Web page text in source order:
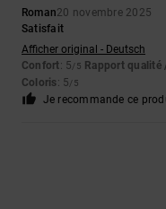
Roman20 novembre 2025
Satisfait
Afficher original - Deutsch
Confort: 5/5 Rapport qualité
Coloris: 5/5
Je recommande ce